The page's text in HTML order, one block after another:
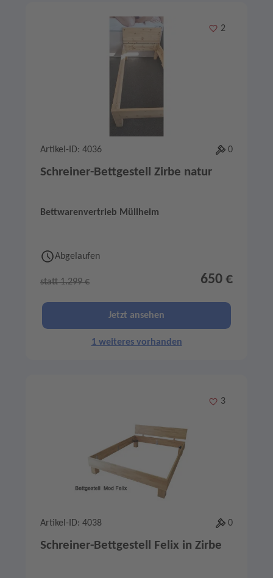
Merken
2
Artikel-ID: 4036 0
Schreiner-Bettgestell Zirbe natur
Bettwarenvertrieb Müllheim
Abgelaufen
statt 1.299 € 650 €
Jetzt ansehen
1 weiteres vorhanden
Merken
3
Artikel-ID: 4038 0
Schreiner-Bettgestell Felix in Zirbe